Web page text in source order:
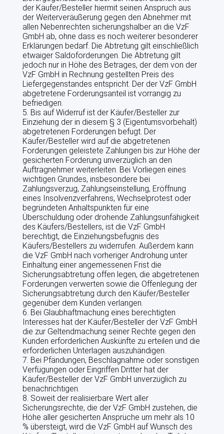
der Käufer/Besteller hiermit seinen Anspruch aus
der Weiterveräußerung gegen den Abnehmer mit
allen Nebenrechten sicherungshalber an die VzF
GmbH ab, ohne dass es noch weiterer besonderer
Erklärungen bedarf. Die Abtretung gilt einschließlich
etwaiger Saldoforderungen. Die Abtretung gilt
jedoch nur in Höhe des Betrages, der dem von der
VzF GmbH in Rechnung gestellten Preis des
Liefergegenstandes entspricht. Der der VzF GmbH
abgetretene Forderungsanteil ist vorrangig zu
befriedigen.
5. Bis auf Widerruf ist der Käufer/Besteller zur
Einziehung der in diesem § 3 (Eigentumsvorbehalt)
abgetretenen Forderungen befugt. Der
Käufer/Besteller wird auf die abgetretenen
Forderungen geleistete Zahlungen bis zur Höhe der
gesicherten Forderung unverzüglich an den
Auftragnehmer weiterleiten. Bei Vorliegen eines
wichtigen Grundes, insbesondere bei
Zahlungsverzug, Zahlungseinstellung, Eröffnung
eines Insolvenzverfahrens, Wechselprotest oder
begründeten Anhaltspunkten für eine
Überschuldung oder drohende Zahlungsunfähigkeit
des Käufers/Bestellers, ist die VzF GmbH
berechtigt, die Einziehungsbefugnis des
Käufers/Bestellers zu widerrufen. Außerdem kann
die VzF GmbH nach vorheriger Androhung unter
Einhaltung einer angemessenen Frist die
Sicherungsabtretung offen legen, die abgetretenen
Forderungen verwerten sowie die Offenlegung der
Sicherungsabtretung durch den Käufer/Besteller
gegenüber dem Kunden verlangen.
6. Bei Glaubhaftmachung eines berechtigten
Interesses hat der Käufer/Besteller der VzF GmbH
die zur Geltendmachung seiner Rechte gegen den
Kunden erforderlichen Auskünfte zu erteilen und die
erforderlichen Unterlagen auszuhändigen.
7. Bei Pfändungen, Beschlagnahme oder sonstigen
Verfügungen oder Eingriffen Dritter hat der
Käufer/Besteller der VzF GmbH unverzüglich zu
benachrichtigen.
8. Soweit der realisierbare Wert aller
Sicherungsrechte, die der VzF GmbH zustehen, die
Höhe aller gesicherten Ansprüche um mehr als 10
% übersteigt, wird die VzF GmbH auf Wunsch des